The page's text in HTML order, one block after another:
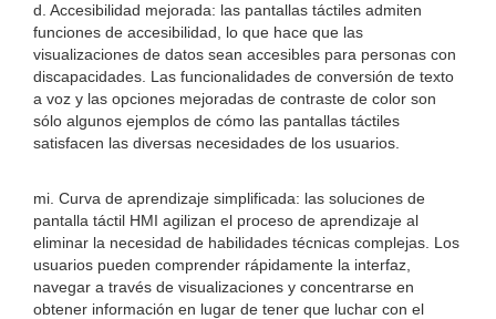
d. Accesibilidad mejorada: las pantallas táctiles admiten
funciones de accesibilidad, lo que hace que las
visualizaciones de datos sean accesibles para personas con
discapacidades. Las funcionalidades de conversión de texto
a voz y las opciones mejoradas de contraste de color son
sólo algunos ejemplos de cómo las pantallas táctiles
satisfacen las diversas necesidades de los usuarios.
mi. Curva de aprendizaje simplificada: las soluciones de
pantalla táctil HMI agilizan el proceso de aprendizaje al
eliminar la necesidad de habilidades técnicas complejas. Los
usuarios pueden comprender rápidamente la interfaz,
navegar a través de visualizaciones y concentrarse en
obtener información en lugar de tener que luchar con el